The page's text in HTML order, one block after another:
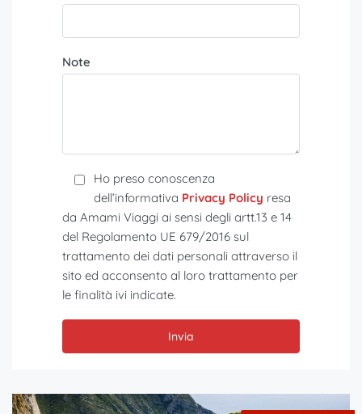
Note
Ho preso conoscenza
dell’informativa Privacy Policy resa
da Amami Viaggi ai sensi degli artt.13 e 14
del Regolamento UE 679/2016 sul
trattamento dei dati personali attraverso il
sito ed acconsento al loro trattamento per
le finalità ivi indicate.